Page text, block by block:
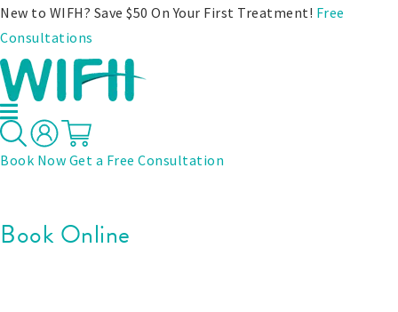
New to WIFH? Save $50 On Your First Treatment! Free
Consultations
Book Now Get a Free Consultation
Book Online